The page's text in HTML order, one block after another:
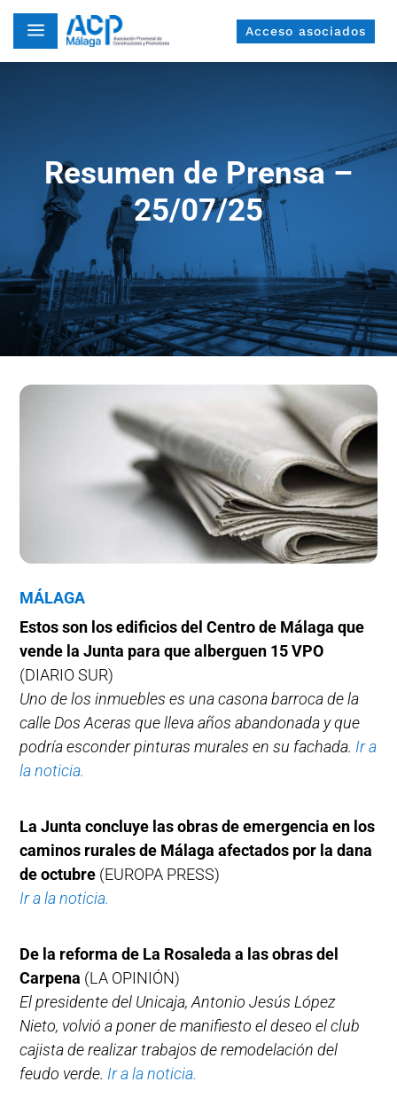
a Acceso asociados
Resumen de Prensa –
25/07/25
MÁLAGA
Estos son los edificios del Centro de Málaga que
vende la Junta para que alberguen 15 VPO
(DIARIO SUR)
Uno de los inmuebles es una casona barroca de la
calle Dos Aceras que lleva años abandonada y que
podría esconder pinturas murales en su fachada. Ir a
la noticia.
La Junta concluye las obras de emergencia en los
caminos rurales de Málaga afectados por la dana
de octubre (EUROPA PRESS)
Ir a la noticia.
De la reforma de La Rosaleda a las obras del
Carpena (LA OPINIÓN)
El presidente del Unicaja, Antonio Jesús López
Nieto, volvió a poner de manifiesto el deseo el club
cajista de realizar trabajos de remodelación del
feudo verde. Ir a la noticia.